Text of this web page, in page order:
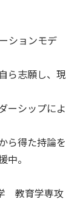
ションモデ
ら志願し、現
ーシップによ
ら得た持論を
。
教育学専攻